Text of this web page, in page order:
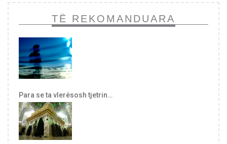
TË REKOMANDUARA
Para se ta vlerësosh tjetrin…